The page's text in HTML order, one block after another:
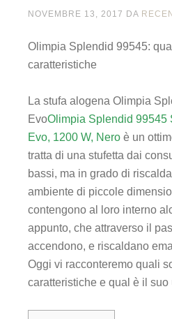
al
NOVEMBRE 13, 2017 DA
Olimpia Splendid 99545:
caratteristiche
La stufa alogena Olimpia
EvoOlimpia Splendid 99545
Evo, 1200 W, Nero è un
tratta di una stufetta dai
bassi, ma in grado di
ambiente di piccole
contengono al loro interno
appunto, che attraverso il
accendono, e riscaldano
Oggi vi racconteremo quali
caratteristiche e qual è il